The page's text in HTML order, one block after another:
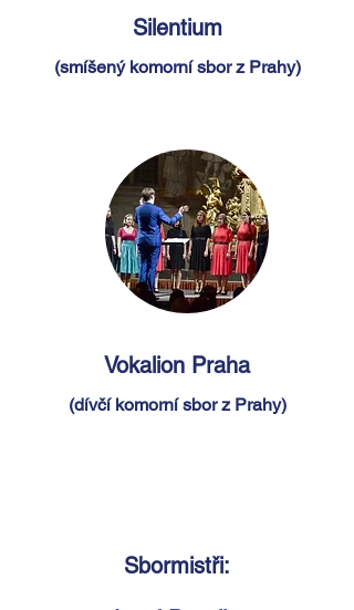
Silentium
(smíšený komorní sbor z Prahy)
Vokalion Praha
(dívčí komorní sbor z Prahy)
Sbormistři: